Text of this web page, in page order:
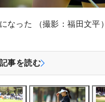
なった （撮影：福田文平）
事を読む